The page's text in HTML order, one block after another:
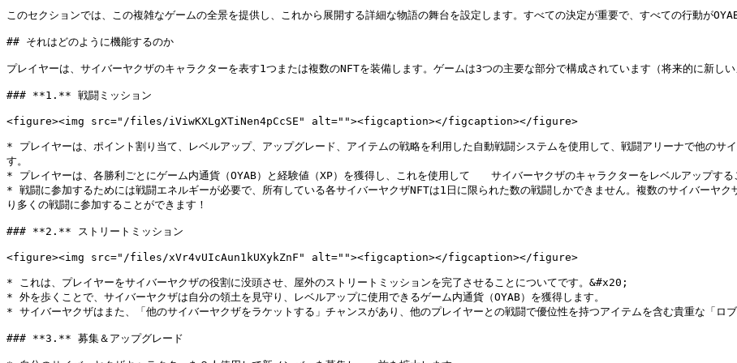
このセクションでは、この複雑なゲームの全景を提供し、これから展開する詳細な物語の舞台を設定します。すべての決定が重要で、すべての行動が
## それはどのように機能するのか
プレイヤーは、サイバーヤクザのキャラクターを表す1つまたは複数のNFTを装備します。ゲームは3つの主要な部分で構成されています（将来的に新し
### **1.** 戦闘ミッション
<figure><img src="/files/iViwKXLgXTiNen4pCcSE" alt=""><figcaption></figcaption></figure>
* プレイヤーは、ポイント割り当て、レベルアップ、アップグレード、アイテムの戦略を利用した自動戦闘システムを使用して、戦闘アリーナで他のサ
す。
* プレイヤーは、各勝利ごとにゲーム内通貨（OYAB）と経験値（XP）を獲得し、これを使用して　　サイバーヤクザのキャラクターをレベルアップする
* 戦闘に参加するためには戦闘エネルギーが必要で、所有している各サイバーヤクザNFTは1日に限られた数の戦闘しかできません。複数のサイバーヤ
り多くの戦闘に参加することができます！
### **2.** ストリートミッション
<figure><img src="/files/xVr4vUIcAun1kUXykZnF" alt=""><figcaption></figcaption></figure>
* これは、プレイヤーをサイバーヤクザの役割に没頭させ、屋外のストリートミッションを完了させることについてです。&#x20;
* 外を歩くことで、サイバーヤクザは自分の領土を見守り、レベルアップに使用できるゲーム内通貨（OYAB）を獲得します。
* サイバーヤクザはまた、「他のサイバーヤクザをラケットする」チャンスがあり、他のプレイヤーとの戦闘で優位性を持つアイテムを含む貴重な「ロ
### **3.** 募集＆アップグレード